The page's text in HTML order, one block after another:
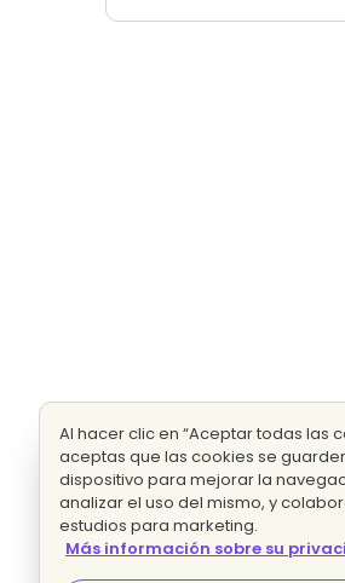
Al hacer clic en “Aceptar todas las
aceptas que las cookies se
dispositivo para mejorar la
analizar el uso del mismo, y
estudios para marketing.
Más información sobre su